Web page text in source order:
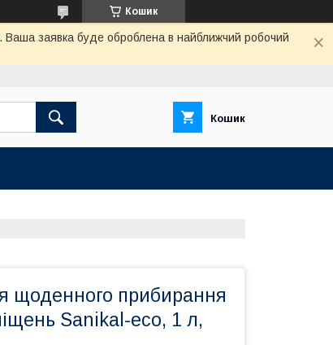
Кошик
Ваша заявка буде оброблена в найближчий робочий
Кошик
щоденного прибирання
Sanikal-eco, 1 л,